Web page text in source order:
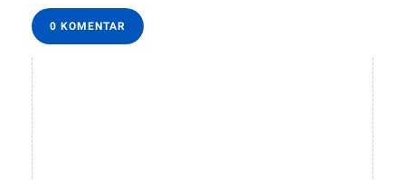
0 KOMENTAR